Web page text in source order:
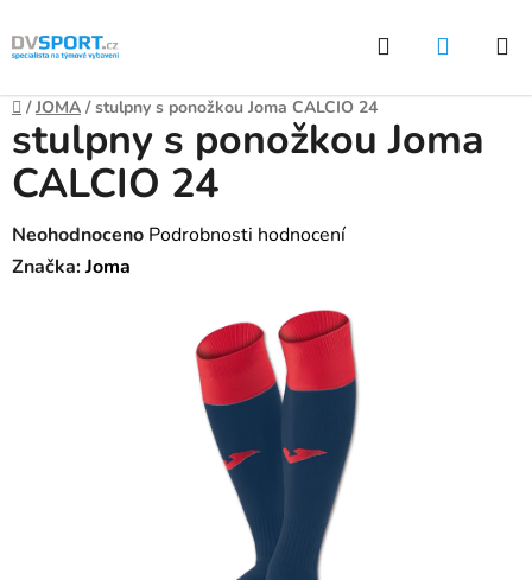
Přejít
na
Hledat
Domů
/ JOMA / stulpny s ponožkou Joma CALCIO 24
stulpny s ponožkou Joma
CALCIO 24
Průměrné
hodnocení
Neohodnoceno Podrobnosti hodnocení
Značka:Joma